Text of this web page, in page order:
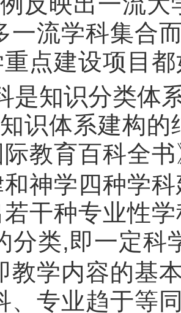
一流学科集合
点建设项目
是知识分类体
识体系建构的
教育百科全
神学四种学
若干种专业性
分类,即一定科
教学内容的基
、专业趋于等